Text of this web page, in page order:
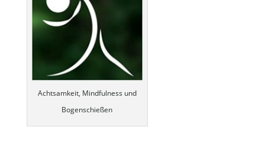
Achtsamkeit, Mindfulness und
Bogenschießen